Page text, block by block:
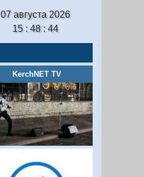
07 августа 2026
15 : 48 : 45
KerchNET TV